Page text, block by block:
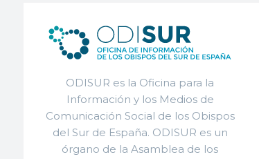
ODISUR es la Oficina para la
Información y los Medios de
Comunicación Social de los Obispos
del Sur de España. ODISUR es un
órgano de la Asamblea de los